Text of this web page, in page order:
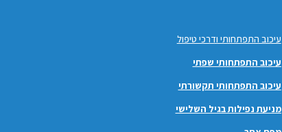
עיכוב התפתחותי ודרכי טיפול
עיכוב התפתחותי שפתי
עיכוב התפתחותי תקשורתי
מניעת נפילות בגיל השלישי